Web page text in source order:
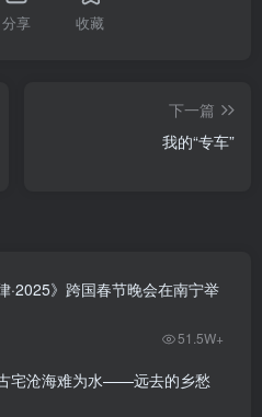
分享 收藏
下一篇
我的“专车”
·2025》跨国春节晚会在南宁举
51.5W+
宅沧海难为水——远去的乡愁